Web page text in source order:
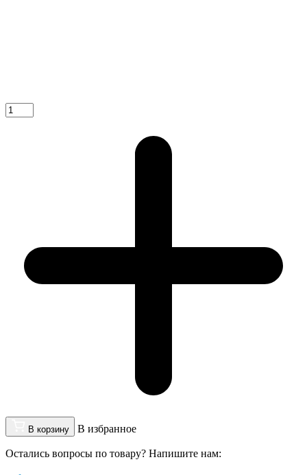
В корзину В избранное
Остались вопросы по товару? Напишите нам: